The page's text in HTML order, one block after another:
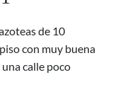
de 10
con muy buena
calle poco